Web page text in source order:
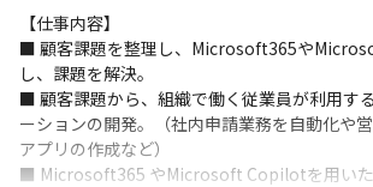
【仕事内容】
■ 顧客課題を整理し、Microsoft365や
し、課題を解決。
■ 顧客課題から、組織で働く従業員が利用す
ーションの開発。（社内申請業務を自動化や
アプリの作成など）
■ Microsoft365 やMicrosoft Copilotを用いた